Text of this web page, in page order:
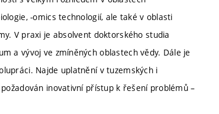
-omics technologií, ale také v oblasti
V praxi je absolvent doktorského studia
a vývoj ve zmíněných oblastech vědy. Dále je
Najde uplatnění v tuzemských i
inovativní přístup k řešení problémů –